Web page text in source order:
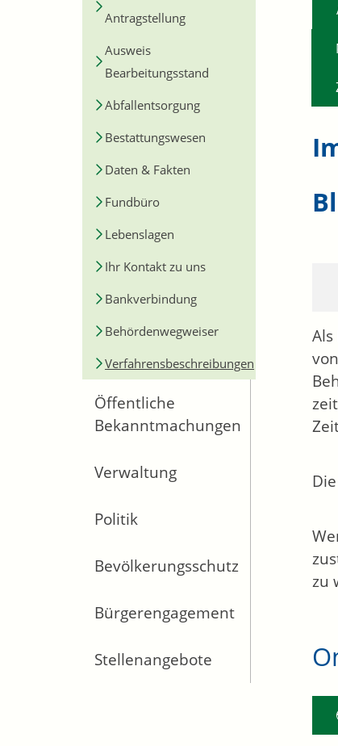
Antragstellung
Ausweis
Bearbeitungsstand
Abfallentsorgung
Bestattungswesen
Daten & Fakten
Fundbüro
Lebenslagen
Ihr Kontakt zu uns
Bankverbindung
Behördenwegweiser
Verfahrensbeschreibungen
Öffentliche
Bekanntmachungen
Verwaltung
Politik
Bevölkerungsschutz
Bürgerengagement
Stellenangebote
zu